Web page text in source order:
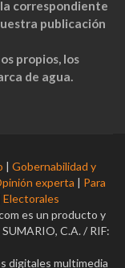
correspondiente
publicación
propios, los
de agua.
| Gobernabilidad y
experta | Para
Electorales
es un producto y
C.A. / RIF:
digitales multimedia